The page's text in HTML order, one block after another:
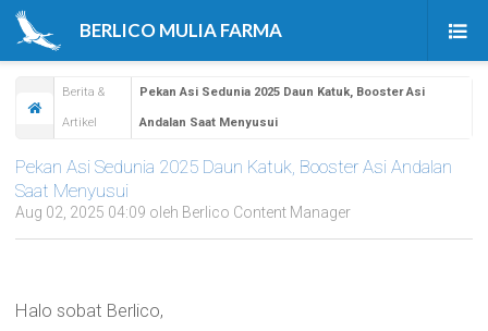
BERLICO MULIA FARMA
Beranda
Berita &
Artikel
Pekan Asi Sedunia 2025 Daun Katuk, Booster Asi
Andalan Saat Menyusui
Pekan Asi Sedunia 2025 Daun Katuk, Booster Asi Andalan
Saat Menyusui
Aug 02, 2025 04:09 oleh Berlico Content Manager
Halo sobat Berlico,